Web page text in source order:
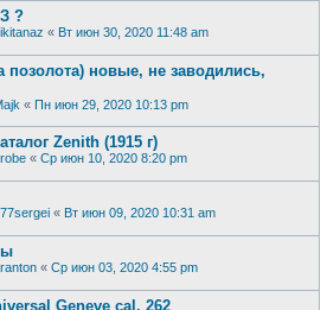
?
« Вт июн 30, 2020 11:48 am
позолота) новые, не заводились,
« Пн июн 29, 2020 10:13 pm
Zenith (1915 г)
« Ср июн 10, 2020 8:20 pm
« Вт июн 09, 2020 10:31 am
« Ср июн 03, 2020 4:55 pm
Geneve cal. 262